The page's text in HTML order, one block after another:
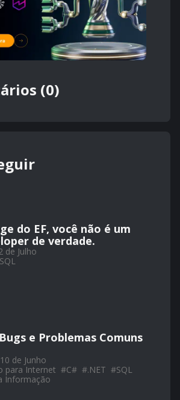
(0)
do EF, você não é um
de verdade.
de Julho
SQL
e Problemas Comuns
de Junho
para Internet #C# #.NET #SQL
Informação